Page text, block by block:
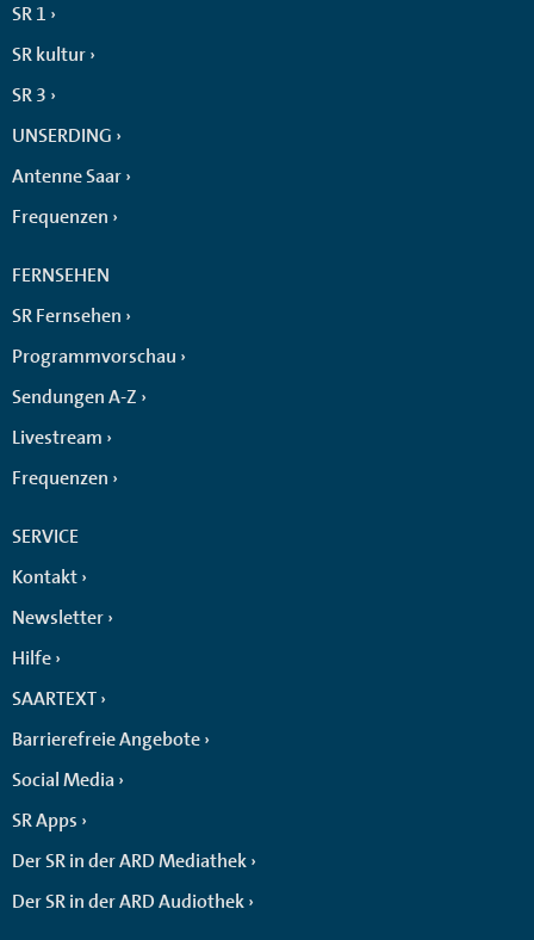
SR 1
SR kultur
SR 3
UNSERDING
Antenne Saar
Frequenzen
FERNSEHEN
SR Fernsehen
Programmvorschau
Sendungen A-Z
Livestream
Frequenzen
SERVICE
Kontakt
Newsletter
Hilfe
SAARTEXT
Barrierefreie Angebote
Social Media
SR Apps
Der SR in der ARD Mediathek
Der SR in der ARD Audiothek